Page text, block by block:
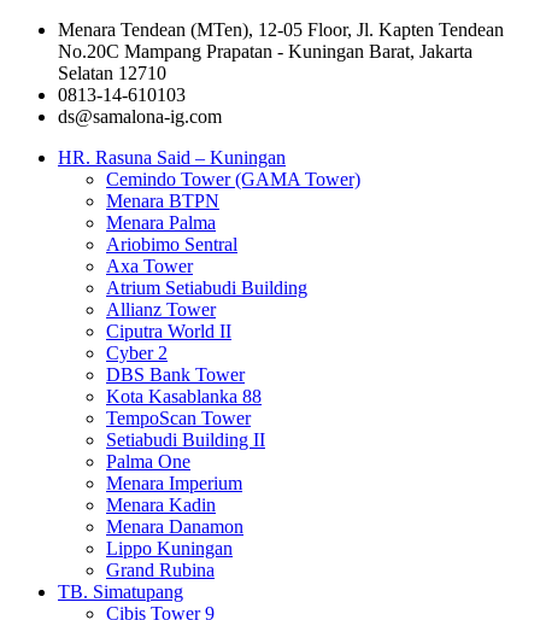
Menara Tendean (MTen), 12-05 Floor, Jl. Kapten Tendean
No.20C Mampang Prapatan - Kuningan Barat, Jakarta
Selatan 12710
0813-14-610103
ds@samalona-ig.com
HR. Rasuna Said – Kuningan
Cemindo Tower (GAMA Tower)
Menara BTPN
Menara Palma
Ariobimo Sentral
Axa Tower
Atrium Setiabudi Building
Allianz Tower
Ciputra World II
Cyber 2
DBS Bank Tower
Kota Kasablanka 88
TempoScan Tower
Setiabudi Building II
Palma One
Menara Imperium
Menara Kadin
Menara Danamon
Lippo Kuningan
Grand Rubina
TB. Simatupang
Cibis Tower 9